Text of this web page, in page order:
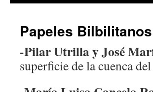
Papeles
-Pilar Utrilla y José
superficie de la cuenca